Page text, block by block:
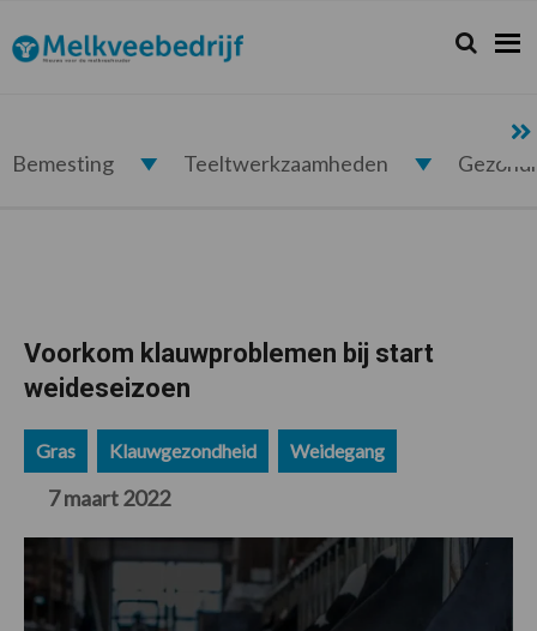
de
hoofdnavigatie
de
hoofd
de
eerste
de
voettekst
Melkveebedrijf.nl Zoeken...
Zoek
Bemesting Teeltwerkzaamheden
Voorkom klauwproblemen bij start
weideseizoen
Gras Klauwgezondheid Weidegang
7 maart 2022